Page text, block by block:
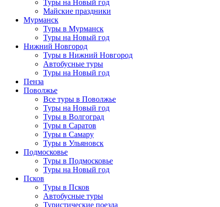
Туры на Новый год
Майские праздники
Мурманск
Туры в Мурманск
Туры на Новый год
Нижний Новгород
Туры в Нижний Новгород
Автобусные туры
Туры на Новый год
Пенза
Поволжье
Все туры в Поволжье
Туры на Новый год
Туры в Волгоград
Туры в Саратов
Туры в Самару
Туры в Ульяновск
Подмосковье
Туры в Подмосковье
Туры на Новый год
Псков
Туры в Псков
Автобусные туры
Туристические поезда